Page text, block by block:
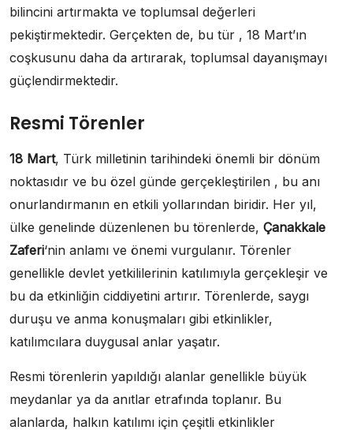
bilincini artırmakta ve toplumsal değerleri
pekiştirmektedir. Gerçekten de, bu tür , 18 Mart’ın
coşkusunu daha da artırarak, toplumsal dayanışmayı
güçlendirmektedir.
Resmi Törenler
18 Mart, Türk milletinin tarihindeki önemli bir dönüm
noktasıdır ve bu özel günde gerçekleştirilen , bu anı
onurlandırmanın en etkili yollarından biridir. Her yıl,
ülke genelinde düzenlenen bu törenlerde, Çanakkale
Zaferi‘nin anlamı ve önemi vurgulanır. Törenler
genellikle devlet yetkililerinin katılımıyla gerçekleşir ve
bu da etkinliğin ciddiyetini artırır. Törenlerde, saygı
duruşu ve anma konuşmaları gibi etkinlikler,
katılımcılara duygusal anlar yaşatır.
Resmi törenlerin yapıldığı alanlar genellikle büyük
meydanlar ya da anıtlar etrafında toplanır. Bu
alanlarda, halkın katılımı için çeşitli etkinlikler